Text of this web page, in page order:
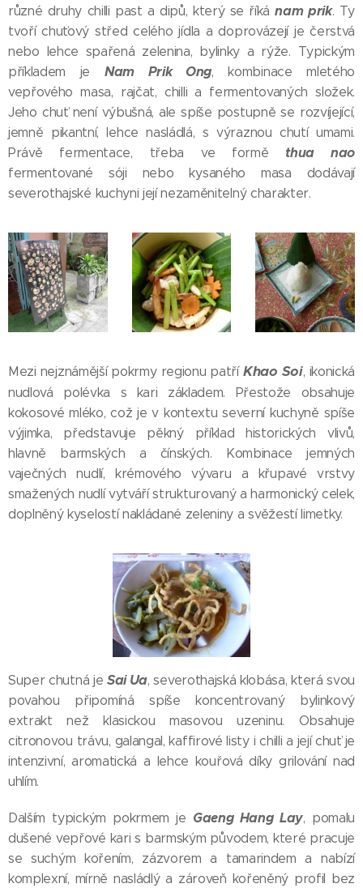
různé druhy chilli past a dipů, který se říkánam prik. Ty
tvoří chuťový střed celého jídla a doprovázejí je čerstvá
nebo lehce spařená zelenina, bylinky a rýže. Typickým
příkladem je Nam Prik Ong, kombinace mletého
vepřového masa, rajčat, chilli a fermentovaných složek.
Jeho chuť není výbušná, ale spíše postupně se rozvíjející,
jemně pikantní, lehce nasládlá, s výraznou chutí umami.
Právě fermentace, třeba ve formě thua nao
fermentované sóji nebo kysaného masa dodávají
severothajské kuchyni její nezaměnitelný charakter.
Mezi nejznámější pokrmy regionu patří Khao Soi, ikonická
nudlová polévka s kari základem. Přestože obsahuje
kokosové mléko, což je v kontextu severní kuchyně spíše
výjimka, představuje pěkný příklad historických vlivů,
hlavně barmských a čínských. Kombinace jemných
vaječných nudlí, krémového vývaru a křupavé vrstvy
smažených nudlí vytváří strukturovaný a harmonický celek,
doplněný kyselostí nakládané zeleniny a svěžestí limetky.
Super chutná je Sai Ua, severothajská klobása, která svou
povahou připomíná spíše koncentrovaný bylinkový
extrakt než klasickou masovou uzeninu. Obsahuje
citronovou trávu, galangal, kaffirové listy i chilli a její chuť je
intenzivní, aromatická a lehce kouřová díky grilování nad
uhlím.
Dalším typickým pokrmem je Gaeng Hang Lay, pomalu
dušené vepřové kari s barmským původem, které pracuje
se suchým kořením, zázvorem a tamarindem a nabízí
komplexní, mírně nasládlý a zároveň kořeněný profil bez